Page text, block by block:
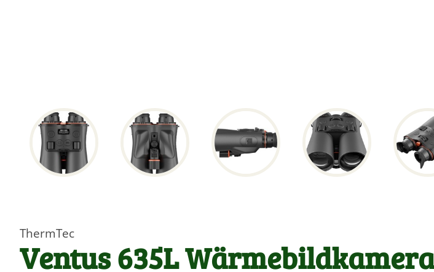
ThermTec
Ventus 635L